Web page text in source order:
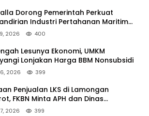
Dorong Pemerintah Perkuat
Industri Pertahanan Maritim
PT PAL
2026 400
Lesunya Ekonomi, UMKM
Lonjakan Harga BBM Nonsubsidi
2026 399
Penjualan LKS di Lamongan
FKBN Minta APH dan Dinas
Bertindak Tegas.
2026 399